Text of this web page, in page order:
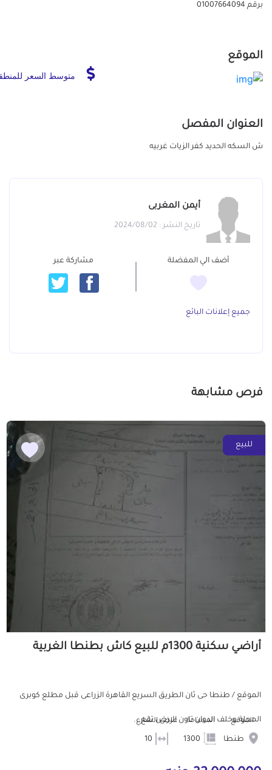
برقم 01007664094
الموقع
متوسط السعر
العنوان المفصل
ش السكه الحديد كفر الزيات غربيه
أيمن المغربى
تاريخ النشر : 2024/08/02
أضف الي المفضلة مشاركة عبر
جميع إعلانات البائع
فرص مشابهة
للبيع
أراضي سكنية 1300م للبيع كاش بطنطا الغربية
الموقع / طنطا حى ثان الطريق السريع القاهرة الزراعى قبل مطلع كوبرى
المحلة وخلف الدوان تاون الارض تقع...
الموقع
طنطا
المساحة عرض الشارع